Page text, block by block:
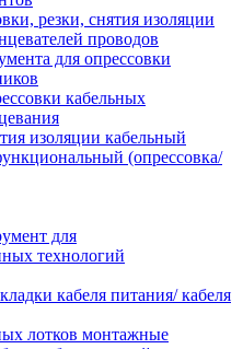
резки, снятия изоляции
проводов
для опрессовки
кабельных
изоляции кабельный
(опрессовка/
для
технологий
кабеля питания/ кабеля
лотков монтажные